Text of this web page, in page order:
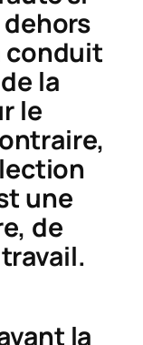
conduit
la
le
une
de
.
la